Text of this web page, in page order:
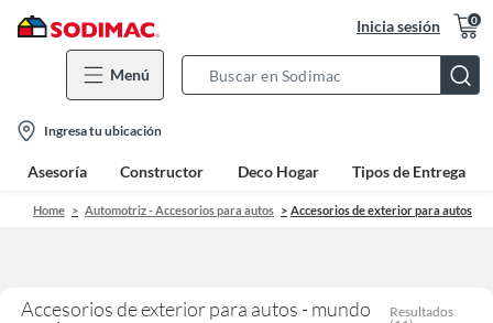
Inicia sesión 0
Menú
Bar
location-
icon
Ingresa tu ubicación
Asesoría Constructor Deco Hogar Tipos de Entrega
Home Automotriz - Accesorios para autos Accesorios de exterior para autos
Accesorios de exterior para autos - mundo
Resultados